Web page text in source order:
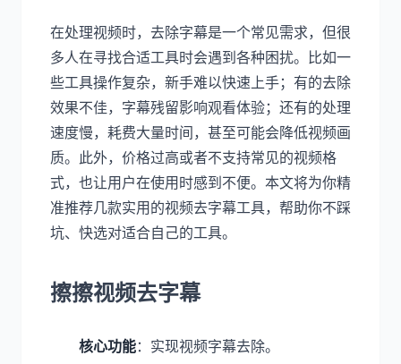
在处理视频时，去除字幕是一个常见需求，但很
多人在寻找合适工具时会遇到各种困扰。比如一
些工具操作复杂，新手难以快速上手；有的去除
效果不佳，字幕残留影响观看体验；还有的处理
速度慢，耗费大量时间，甚至可能会降低视频画
质。此外，价格过高或者不支持常见的视频格
式，也让用户在使用时感到不便。本文将为你精
准推荐几款实用的视频去字幕工具，帮助你不踩
坑、快选对适合自己的工具。
擦擦视频去字幕
核心功能：实现视频字幕去除。